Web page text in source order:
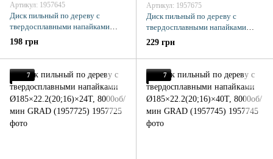
Артикул: 1957645
Диск пильный по дереву с
твердосплавными напайками
Ø180×32(30)×40Т, 8000об/мин
GRAD (1957645)
198 грн
Артикул: 1957675
Диск пильный по дереву с
твердосплавными напайками
Ø180×32(30)×60Т, 8000об/мин
GRAD (1957675)
229 грн
7 7